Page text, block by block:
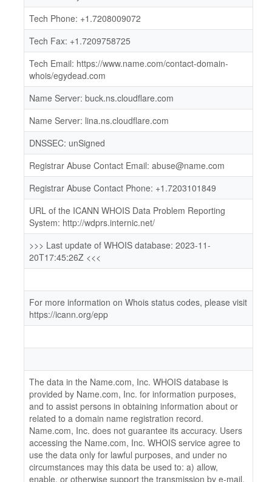
Tech Phone: +1.7208009072
Tech Fax: +1.7209758725
Tech Email: https://www.name.com/contact-domain-
whois/egydead.com
Name Server: buck.ns.cloudflare.com
Name Server: lina.ns.cloudflare.com
DNSSEC: unSigned
Registrar Abuse Contact Email: abuse@name.com
Registrar Abuse Contact Phone: +1.7203101849
URL of the ICANN WHOIS Data Problem Reporting
System: http://wdprs.internic.net/
>>> Last update of WHOIS database: 2023-11-
20T17:45:26Z <<<
For more information on Whois status codes, please visit
https://icann.org/epp
The data in the Name.com, Inc. WHOIS database is
provided by Name.com, Inc. for information purposes,
and to assist persons in obtaining information about or
related to a domain name registration record.
Name.com, Inc. does not guarantee its accuracy. Users
accessing the Name.com, Inc. WHOIS service agree to
use the data only for lawful purposes, and under no
circumstances may this data be used to: a) allow,
enable, or otherwise support the transmission by e-mail,